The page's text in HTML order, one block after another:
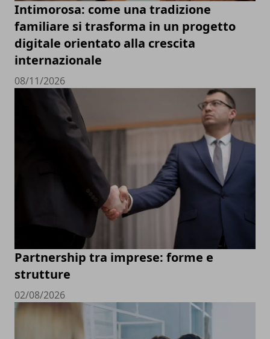
Intimorosa: come una tradizione
familiare si trasforma in un progetto
digitale orientato alla crescita
internazionale
08/11/2026
Partnership tra imprese: forme e
strutture
02/08/2026